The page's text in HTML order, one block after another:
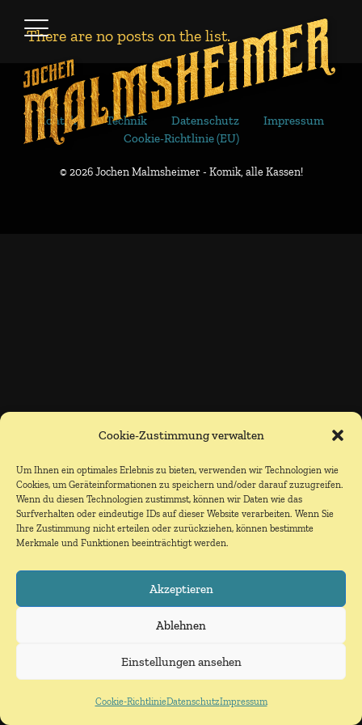
Cookie-Zustimmung verwalten
Um Ihnen ein optimales Erlebnis zu bieten, verwenden wir Technologien wie
Cookies, um Geräteinformationen zu speichern und/oder darauf zuzugreifen.
Wenn du diesen Technologien zustimmst, können wir Daten wie das
Surfverhalten oder eindeutige IDs auf dieser Website verarbeiten. Wenn Sie
Ihre Zustimmung nicht erteilen oder zurückziehen, können bestimmte
Merkmale und Funktionen beeinträchtigt werden.
Akzeptieren
Ablehnen
Einstellungen ansehen
Cookie-RichtlinieDatenschutzImpressum
There are no posts on the list.
Kontakt Technik Datenschutz
Impressum
Cookie-Richtlinie (EU)
© 2026 Jochen Malmsheimer - Komik, alle Kassen!